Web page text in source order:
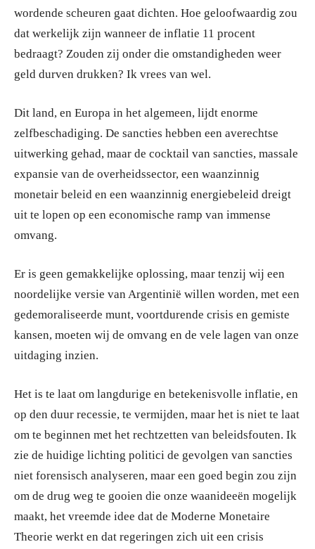
wordende scheuren gaat dichten. Hoe geloofwaardig zou
dat werkelijk zijn wanneer de inflatie 11 procent
bedraagt? Zouden zij onder die omstandigheden weer
geld durven drukken? Ik vrees van wel.
Dit land, en Europa in het algemeen, lijdt enorme
zelfbeschadiging. De sancties hebben een averechtse
uitwerking gehad, maar de cocktail van sancties, massale
expansie van de overheidssector, een waanzinnig
monetair beleid en een waanzinnig energiebeleid dreigt
uit te lopen op een economische ramp van immense
omvang.
Er is geen gemakkelijke oplossing, maar tenzij wij een
noordelijke versie van Argentinië willen worden, met een
gedemoraliseerde munt, voortdurende crisis en gemiste
kansen, moeten wij de omvang en de vele lagen van onze
uitdaging inzien.
Het is te laat om langdurige en betekenisvolle inflatie, en
op den duur recessie, te vermijden, maar het is niet te laat
om te beginnen met het rechtzetten van beleidsfouten. Ik
zie de huidige lichting politici de gevolgen van sancties
niet forensisch analyseren, maar een goed begin zou zijn
om de drug weg te gooien die onze waanideeën mogelijk
maakt, het vreemde idee dat de Moderne Monetaire
Theorie werkt en dat regeringen zich uit een crisis